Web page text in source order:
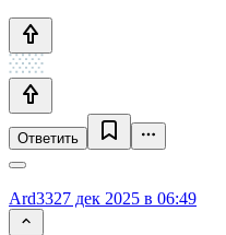
Ответить
Ard3327 дек 2025 в 06:49